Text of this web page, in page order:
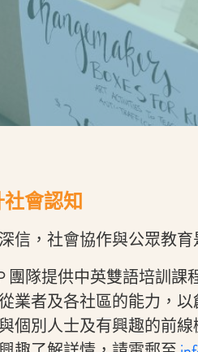
會認知
信，社會協作與公眾教育
團隊提供中英雙語培訓
業者及各社區的能力，
個別人士及有興趣的前